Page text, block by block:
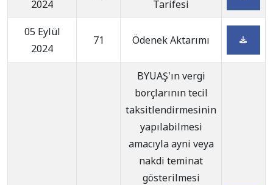
2024
Tarifesi
05 Eylül
2024
71 Ödenek Aktarımı
BYUAŞ'ın vergi
borçlarının tecil
taksitlendirmesinin
yapılabilmesi
amacıyla ayni veya
nakdi teminat
gösterilmesi